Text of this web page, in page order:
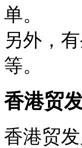
单。
另外，
等。
香港贸
香港贸